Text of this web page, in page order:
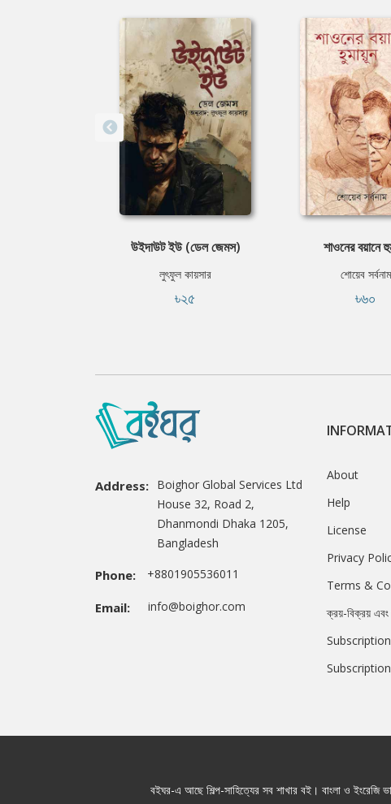
উইদাউট ইউ (ডেল জেমস)
লুৎফুল কায়সার
৳২৫
শাওনের বয়ানে
শোয়েব সর্বনাম
৳৬০
Address: Boighor Global Services Ltd
House 32, Road 2,
Dhanmondi Dhaka 1205,
Bangladesh
Phone: +8801905536011
Email: info@boighor.com
About
Help
License
Privacy
Terms &
ক্রয়-বিক্রয় এবং
বইঘর-এ আছে শিল্প-সাহিত্যের সব শাখার বই। বাংলা ও